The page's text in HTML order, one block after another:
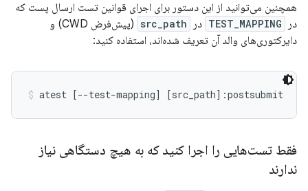
همچنین می‌توانید از این دستور برای اجرای قوانین تست ارسال پست که
در
TEST_MAPPING در src_path
(پیش‌فرض CWD) و
دایرکتوری‌های والد آن تعریف شده‌اند، استفاده کنید:
atest [--test-mapping] [src_path]:postsubmit
فقط تست‌هایی را اجرا کنید که به هیچ دستگاهی نیاز
ندارند